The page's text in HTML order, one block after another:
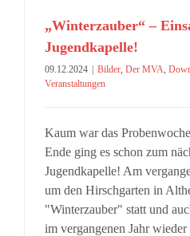
„Winterzauber“ –
Jugendkapelle!
09.12.2024 | Bilder Der MVA
Veranstaltungen
Kaum war das
Ende ging es schon zum
Jugendkapelle! Am
um den Hirschgarten in
"Winterzauber" statt und
im vergangenen Jahr